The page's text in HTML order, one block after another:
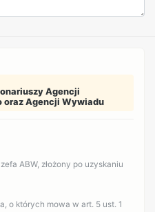
Agencji
oraz Agencji Wywiadu
ABW, złożony po uzyskaniu
o których mowa w art. 5 ust. 1